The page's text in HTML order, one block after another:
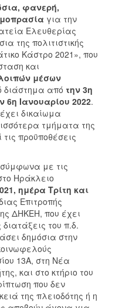
φανερή,
για την
Ελευθερίας
της πολιτιστικής
Κάστρο 2021», που
και
μέσων
διάστημα από την 3η
6η Ιανουαρίου 2022.
δικαίωμα
τμήματα της
προϋποθέσεις
με τις
Ηράκλειο
ημέρα Τρίτη και
Επιτροπής
ΔΗΚΕΗ, που έχει
του π.δ.
δημόσια στην
13Α, στη Νέα
και στο κτήριο του
που δεν
της πλειοδότης ή η